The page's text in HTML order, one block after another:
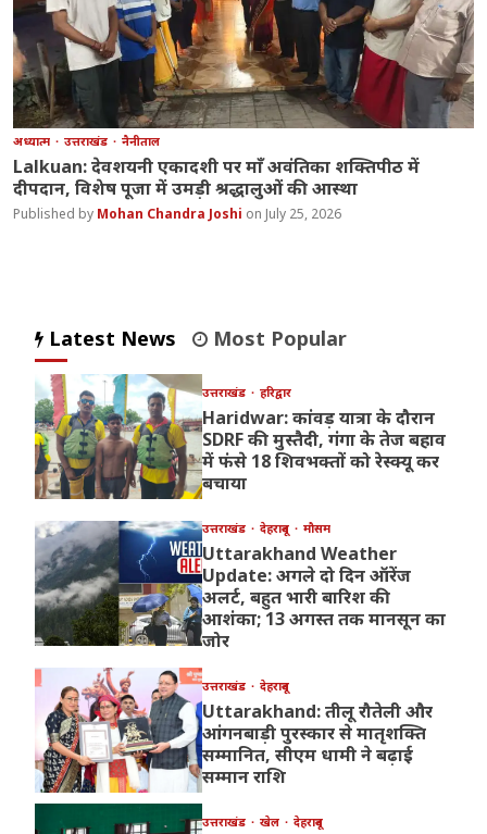
अध्यात्म उत्तराखंड नैनीताल
Lalkuan: देवशयनी एकादशी पर माँ अवंतिका शक्तिपीठ में
दीपदान, विशेष पूजा में उमड़ी श्रद्धालुओं की आस्था
Mohan Chandra Joshi July 25, 2026
Latest News Most Popular
उत्तराखंड हरिद्वार
Haridwar: कांवड़ यात्रा के दौरान
SDRF की मुस्तैदी, गंगा के तेज बहाव
में फंसे 18 शिवभक्तों को रेस्क्यू कर
बचाया
उत्तराखंड देहरादून मौसम
Uttarakhand Weather
Update: अगले दो दिन ऑरेंज
अलर्ट, बहुत भारी बारिश की
आशंका; 13 अगस्त तक मानसून का
जोर
उत्तराखंड देहरादून
Uttarakhand: तीलू रौतेली और
आंगनबाड़ी पुरस्कार से मातृशक्ति
सम्मानित, सीएम धामी ने बढ़ाई
सम्मान राशि
उत्तराखंड खेल देहरादून